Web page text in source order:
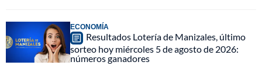
ECONOMÍA
Resultados Lotería de Manizales, último
sorteo hoy miércoles 5 de agosto de 2026:
números ganadores